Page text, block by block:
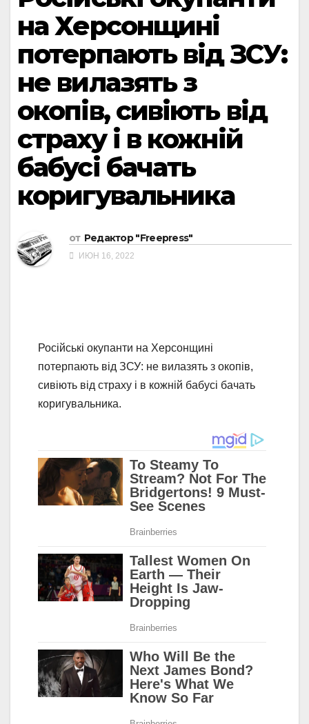
на Херсонщині
потерпають від ЗСУ:
не вилазять з
окопів, сивіють від
страху і в кожній
бабусі бачать
коригувальника
от Редактор "Freepress"
ИЮН 16, 2022
Російські окупанти на Херсонщині
потерпають від ЗСУ: не вилазять з окопів,
сивіють від страху і в кожній бабусі бачать
коригувальника.